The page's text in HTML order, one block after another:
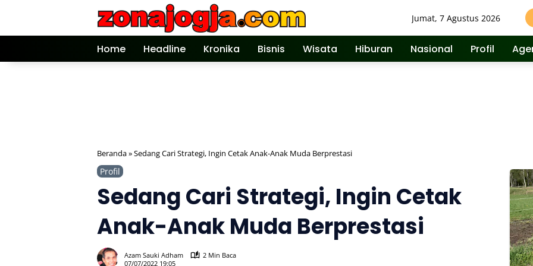
Jumat, 7 Agustus 2026
Home Headline Kronika Bisnis Wisata Hiburan Nasional Profil
Beranda»Sedang Cari Strategi, Ingin Cetak Anak-Anak Muda Berprestasi
Profil
Sedang Cari Strategi, Ingin Cetak
Anak-Anak Muda Berprestasi
Azam Sauki Adham
2 Min Baca
07/07/2022 19:05